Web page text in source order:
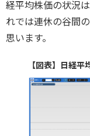
経平均株価の状況
れでは連休の谷間
思います。
【図表】日経平